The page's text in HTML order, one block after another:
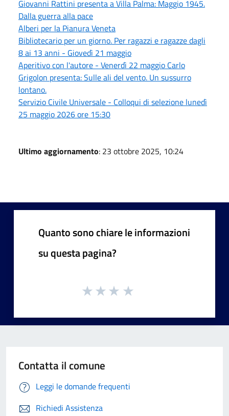
Giovanni Rattini presenta a Villa Palma: Maggio 1945.
Dalla guerra alla pace
Alberi per la Pianura Veneta
Bibliotecario per un giorno. Per ragazzi e ragazze dagli
8 ai 13 anni - Giovedì 21 maggio
Aperitivo con l'autore - Venerdì 22 maggio Carlo
Grigolon presenta: Sulle ali del vento. Un sussurro
lontano.
Servizio Civile Universale - Colloqui di selezione lunedì
25 maggio 2026 ore 15:30
Ultimo aggiornamento: 23 ottobre 2025, 10:24
Quanto sono chiare le informazioni
su questa pagina?
Contatta il comune
Leggi le domande frequenti
Richiedi Assistenza